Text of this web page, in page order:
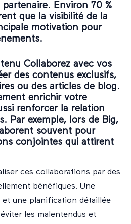
Environ 70 %
que la visibilité de la
motivation pour
Collaborez avec vos
des contenus exclusifs,
ou des articles de blog.
enrichir votre
renforcer la relation
Par exemple, lors de Big,
souvent pour
conjointes qui attirent
ces collaborations par des
bénéfiques. Une
une planification détaillée
les malentendus et